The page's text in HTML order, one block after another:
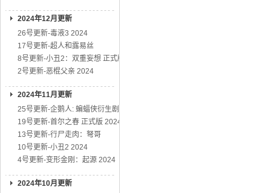
2024年12月更新
26号更新-毒液3 2024
17号更新-超人和露易丝
8号更新-小丑2：双重妄想 正式版
2号更新-恶棍父亲 2024
2024年11月更新
25号更新-企鹅人: 蝙蝠侠衍生剧
19号更新-首尔之春 正式版 2024
13号更新-行尸走肉：弩哥
10号更新-小丑2 2024
4号更新-变形金刚：起源 2024
2024年10月更新